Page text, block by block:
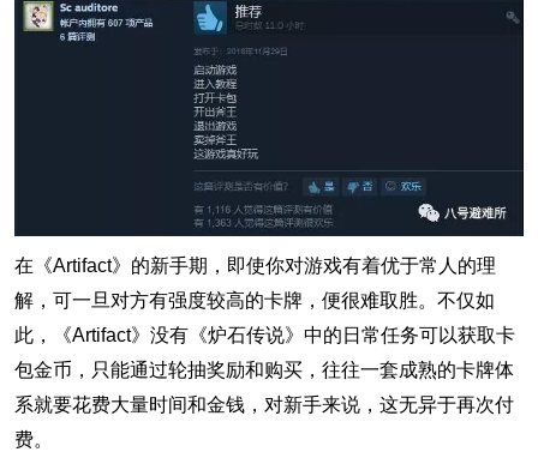
在《Artifact》的新手期，即使你对游戏有着优于常人的理
解，可一旦对方有强度较高的卡牌，便很难取胜。不仅如
此，《Artifact》没有《炉石传说》中的日常任务可以获取卡
包金币，只能通过轮抽奖励和购买，往往一套成熟的卡牌体
系就要花费大量时间和金钱，对新手来说，这无异于再次付
费。